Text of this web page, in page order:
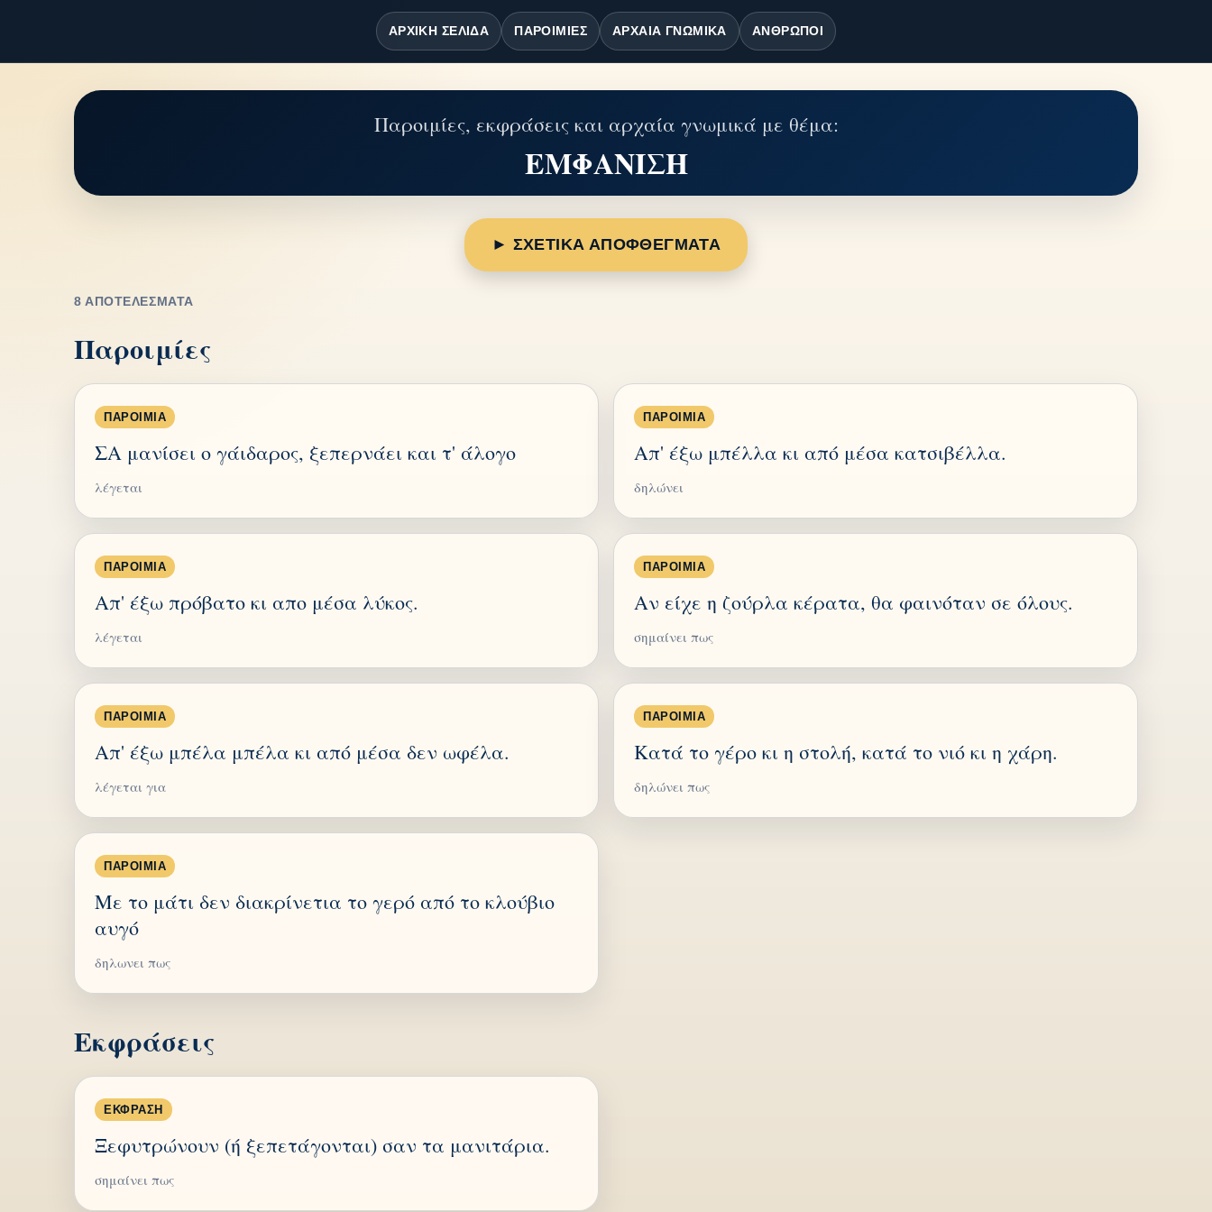
ΑΡΧΙΚΉ ΣΕΛΊΔΑ ΠΑΡΟΙΜΊΕΣ ΑΡΧΑΊΑ ΓΝΩΜΙΚΆ ΆΝΘΡΩΠΟΙ
Παροιμίες, εκφράσεις και αρχαία γνωμικά με θέμα:
ΕΜΦΑΝΙΣΗ
► ΣΧΕΤΙΚΑ ΑΠΟΦΘΕΓΜΑΤΑ
8 ΑΠΟΤΕΛΈΣΜΑΤΑ
Παροιμίες
ΠΑΡΟΙΜΊΑ
ΣΑ μανίσει ο γάιδαρος, ξεπερνάει και τ' άλογο
λέγεται
ΠΑΡΟΙΜΊΑ
Απ' έξω μπέλλα κι από μέσα κατσιβέλλα.
δηλώνει
ΠΑΡΟΙΜΊΑ
Απ' έξω πρόβατο κι απο μέσα λύκος.
λέγεται
ΠΑΡΟΙΜΊΑ
Αν είχε η ζούρλα κέρατα, θα φαινόταν σε όλους.
σημαίνει πως
ΠΑΡΟΙΜΊΑ
Απ' έξω μπέλα μπέλα κι από μέσα δεν ωφέλα.
λέγεται για
ΠΑΡΟΙΜΊΑ
Κατά το γέρο κι η στολή, κατά το νιό κι η χάρη.
δηλώνει πως
ΠΑΡΟΙΜΊΑ
Με το μάτι δεν διακρίνετια το γερό από το κλούβιο
αυγό
δηλωνει πως
Εκφράσεις
ΈΚΦΡΑΣΗ
Ξεφυτρώνουν (ή ξεπετάγονται) σαν τα μανιτάρια.
σημαίνει πως